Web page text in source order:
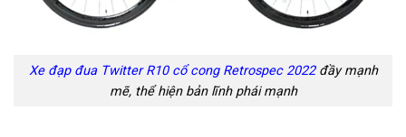
Xe đạp đua Twitter R10 cổ cong Retrospec 2022đầy mạnh
mẽ, thể hiện bản lĩnh phái mạnh